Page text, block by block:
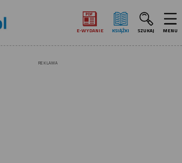
E‑WYDANIE KSIĄŻKI SZUKAJ MENU
REKLAMA